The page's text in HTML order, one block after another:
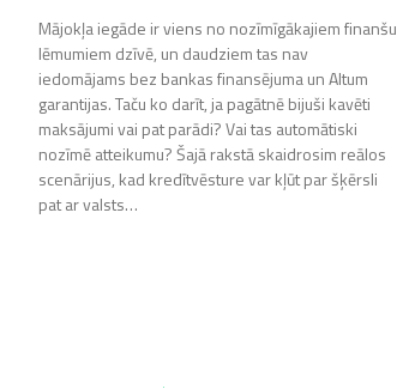
Mājokļa iegāde ir viens no nozīmīgākajiem finanšu
lēmumiem dzīvē, un daudziem tas nav
iedomājams bez bankas finansējuma un Altum
garantijas. Taču ko darīt, ja pagātnē bijuši kavēti
maksājumi vai pat parādi? Vai tas automātiski
nozīmē atteikumu? Šajā rakstā skaidrosim reālos
scenārijus, kad kredītvēsture var kļūt par šķērsli
pat ar valsts…